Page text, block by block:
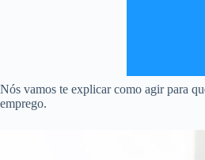
Nós vamos te explicar como agir para
emprego.